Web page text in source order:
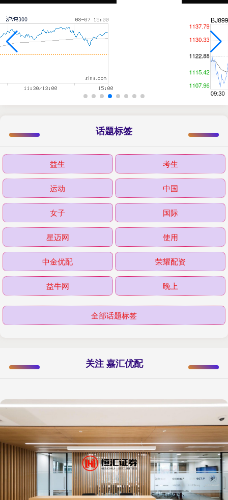
话题标签
益生 考生
运动 中国
女子 国际
星迈网 使用
中金优配 荣耀配资
益牛网 晚上
全部话题标签
关注 嘉汇优配